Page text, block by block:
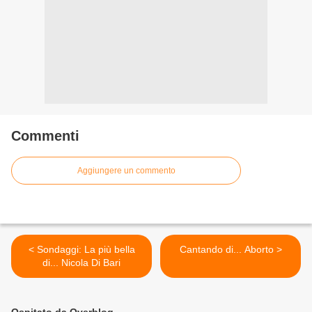
Commenti
Aggiungere un commento
< Sondaggi: La più bella
di... Nicola Di Bari
Cantando di... Aborto >